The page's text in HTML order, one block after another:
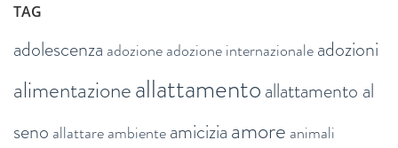
TAG
adolescenza adozioneadozione internazionaleadozioni
alimentazioneallattamentoallattamento al
seno allattareambienteamiciziaamore animali